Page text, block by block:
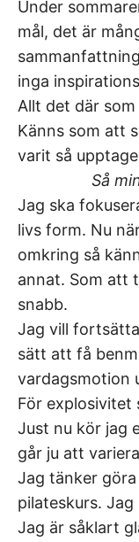
Under
mål, det är
inga
Allt det där
Känns som att
varit så
Så
Jag ska
livs form. Nu
omkring så
annat. Som att
snabb.
Jag vill
sätt att få
vardagsmotion
För explosivitet
Just nu kör jag
går ju att
Jag tänker
pilateskurs.
Jag är såklart